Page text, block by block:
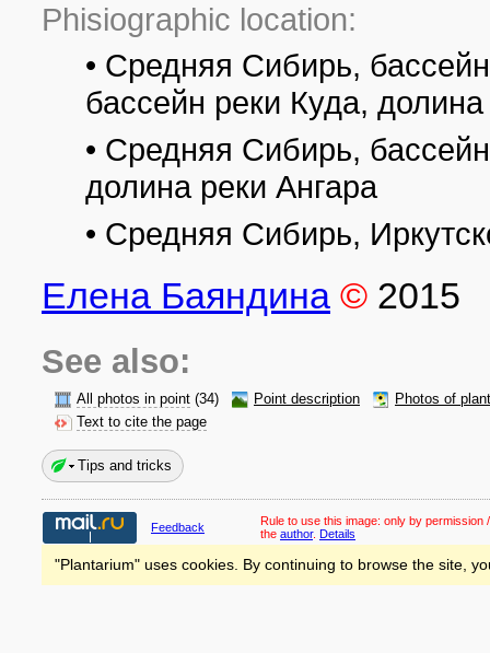
Phisiographic location:
• Средняя Сибирь,
бассейн реки Куда,
• Средняя Сибирь,
долина реки Ангара
• Средняя Сибирь,
Елена Баяндина © 2015
See also:
All photos in point (34) Point description
Photos of
Text to cite the page
Tips and tricks
Feedback Rule to use this image: only by permission
the author. Details
"Plantarium" uses cookies. By continuing to browse the site,